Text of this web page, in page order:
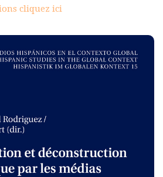
cliquez ici